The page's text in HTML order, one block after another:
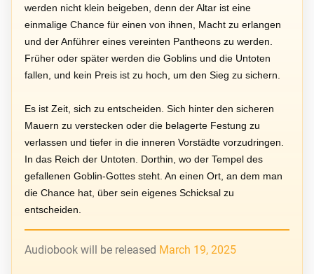
werden nicht klein beigeben, denn der Altar ist eine
einmalige Chance für einen von ihnen, Macht zu erlangen
und der Anführer eines vereinten Pantheons zu werden.
Früher oder später werden die Goblins und die Untoten
fallen, und kein Preis ist zu hoch, um den Sieg zu sichern.
Es ist Zeit, sich zu entscheiden. Sich hinter den sicheren
Mauern zu verstecken oder die belagerte Festung zu
verlassen und tiefer in die inneren Vorstädte vorzudringen.
In das Reich der Untoten. Dorthin, wo der Tempel des
gefallenen Goblin-Gottes steht. An einen Ort, an dem man
die Chance hat, über sein eigenes Schicksal zu
entscheiden.
Audiobook will be released March 19, 2025